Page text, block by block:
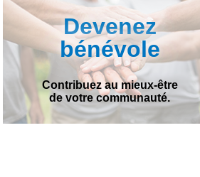
Devenez
bénévole
Contribuez au mieux-être
de votre communauté.